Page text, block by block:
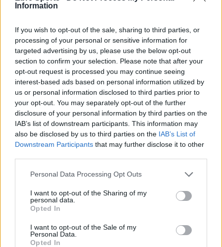
Information
If you wish to opt-out of the sale, sharing to third parties, or
processing of your personal or sensitive information for
targeted advertising by us, please use the below opt-out
section to confirm your selection. Please note that after your
opt-out request is processed you may continue seeing
interest-based ads based on personal information utilized by
us or personal information disclosed to third parties prior to
your opt-out. You may separately opt-out of the further
disclosure of your personal information by third parties on the
IAB’s list of downstream participants. This information may
also be disclosed by us to third parties on the IAB’s List of
Downstream Participants that may further disclose it to other
Personal Data Processing Opt Outs
I want to opt-out of the Sharing of my
personal data.
Opted In
I want to opt-out of the Sale of my
Personal Data.
Opted In
Marc Escribà tercer en la categoria infantil
abril 28, 2026
Natació
L’Ultra Swim Marathon està preparant
l’edició amb més gent internacional
abril 12, 2026
Natació
Catalunya amb Martina Juárez
subcampiona d’Espanya en edat escolar
març 2, 2026
DEIXA UNA RESPOSTA